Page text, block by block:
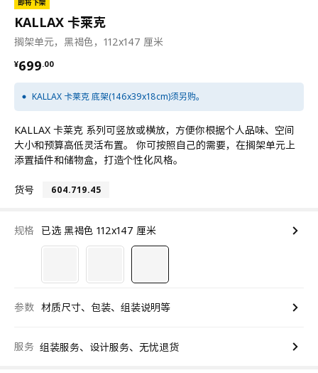
即将下架
KALLAX 卡莱克
搁架单元，黑褐色，112x147 厘米
¥699.00
¥ 699.00
KALLAX 卡莱克 底架(146x39x18cm)须另购。
KALLAX 卡莱克 系列可竖放或横放，方便你根据个人品味、空间
大小和预算高低灵活布置。 你可按照自己的需要，在搁架单元上
添置插件和储物盒，打造个性化风格。
货号 604.719.45
规格 已选 黑褐色 112x147 厘米
参数 材质尺寸、包装、组装说明等
服务 组装服务、设计服务、无忧退货